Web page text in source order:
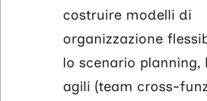
costruire modelli di
organizzazione
lo scenario planning,
agili (team cross-